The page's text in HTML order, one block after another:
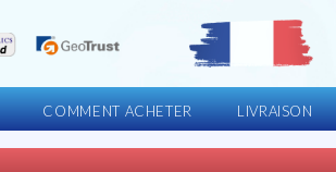
COMMENT ACHETER LIVRAISON